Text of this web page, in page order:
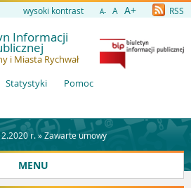
wysoki kontrast A- A A+ RSS
Informacji
i Miasta Rychwał
Statystyki
Pomoc
r. »Zawarte umowy
MENU